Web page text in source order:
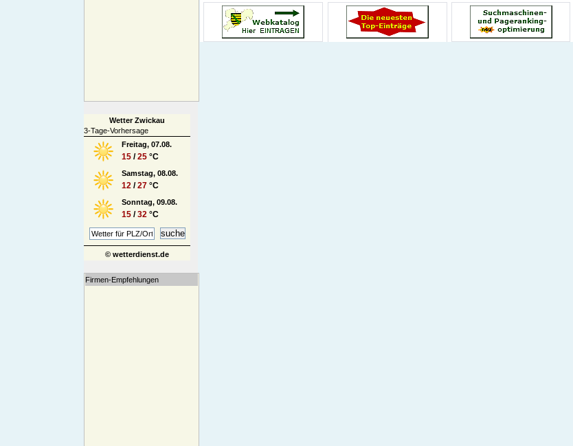
Wetter Zwickau
3-Tage-Vorhersage
Freitag, 07.08.
15 /25 °C
Samstag, 08.08.
12 /27 °C
Sonntag, 09.08.
15 /32 °C
© wetterdienst.de
Firmen-Empfehlungen